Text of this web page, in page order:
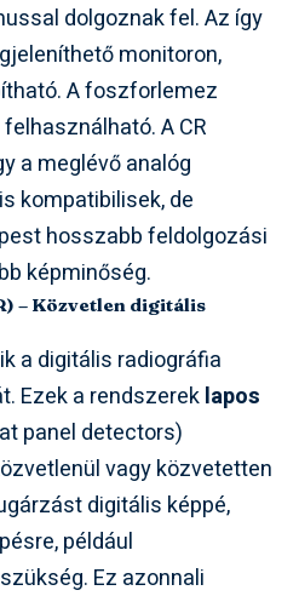
dolgoznak fel. Az így
monitoron,
A foszforlemez
A CR
a meglévő analóg
kompatibilisek, de
hosszabb feldolgozási
képminőség.
– Közvetlen digitális
a digitális radiográfia
Ezek a rendszereklapos
panel detectors)
vagy közvetetten
digitális képpé,
például
Ez azonnali